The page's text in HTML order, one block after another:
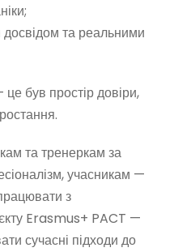
та реальними
був простір довіри,
та тренеркам за
учасникам —
працювати з
Erasmus+ PACT —
сучасні підходи до